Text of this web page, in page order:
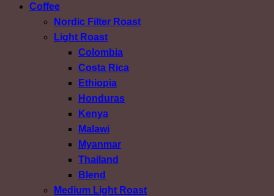
Coffee
Nordic Filter Roast
Light Roast
Colombia
Costa Rica
Ethiopia
Honduras
Kenya
Malawi
Myanmar
Thailand
Blend
Medium Light Roast